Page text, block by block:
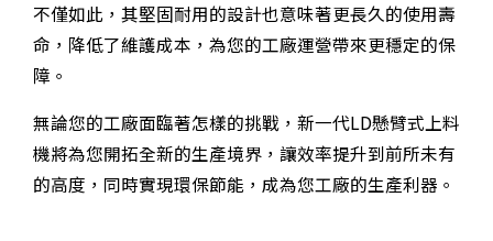
不僅如此，其堅固耐用的設計也意味著更長久的使用壽
命，降低了維護成本，為您的工廠運營帶來更穩定的保
障。
無論您的工廠面臨著怎樣的挑戰，新一代LD懸臂式上料
機將為您開拓全新的生產境界，讓效率提升到前所未有
的高度，同時實現環保節能，成為您工廠的生產利器。